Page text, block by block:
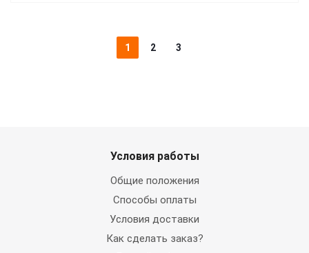
1 2 3
Условия работы
Общие положения
Способы оплаты
Условия доставки
Как сделать заказ?